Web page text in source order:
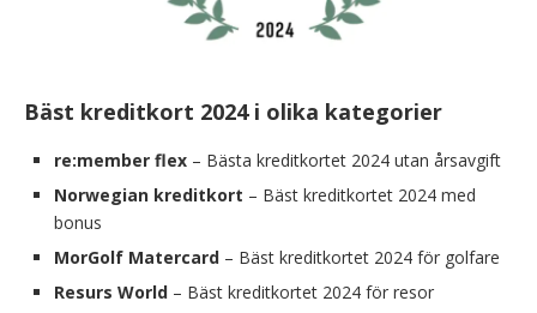
Bäst kreditkort 2024 i olika kategorier
re:member flex – Bästa kreditkortet 2024 utan årsavgift
Norwegian kreditkort – Bäst kreditkortet 2024 med
bonus
MorGolf Matercard – Bäst kreditkortet 2024 för golfare
Resurs World – Bäst kreditkortet 2024 för resor